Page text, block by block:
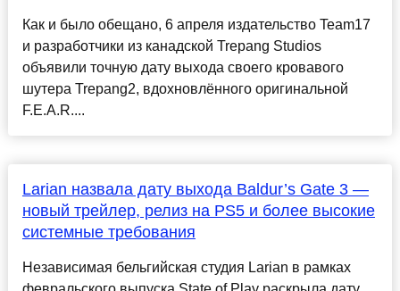
Как и было обещано, 6 апреля издательство Team17
и разработчики из канадской Trepang Studios
объявили точную дату выхода своего кровавого
шутера Trepang2, вдохновлённого оригинальной
F.E.A.R....
Larian назвала дату выхода Baldur’s Gate 3 —
новый трейлер, релиз на PS5 и более высокие
системные требования
Независимая бельгийская студия Larian в рамках